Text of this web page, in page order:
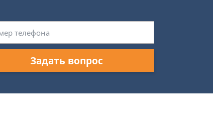
Задать вопрос